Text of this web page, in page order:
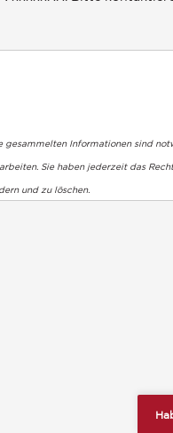
gesammelten Informationen sind
Sie haben jederzeit das
und zu löschen.
der Vorschriften